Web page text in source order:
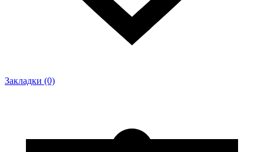
Закладки (0)